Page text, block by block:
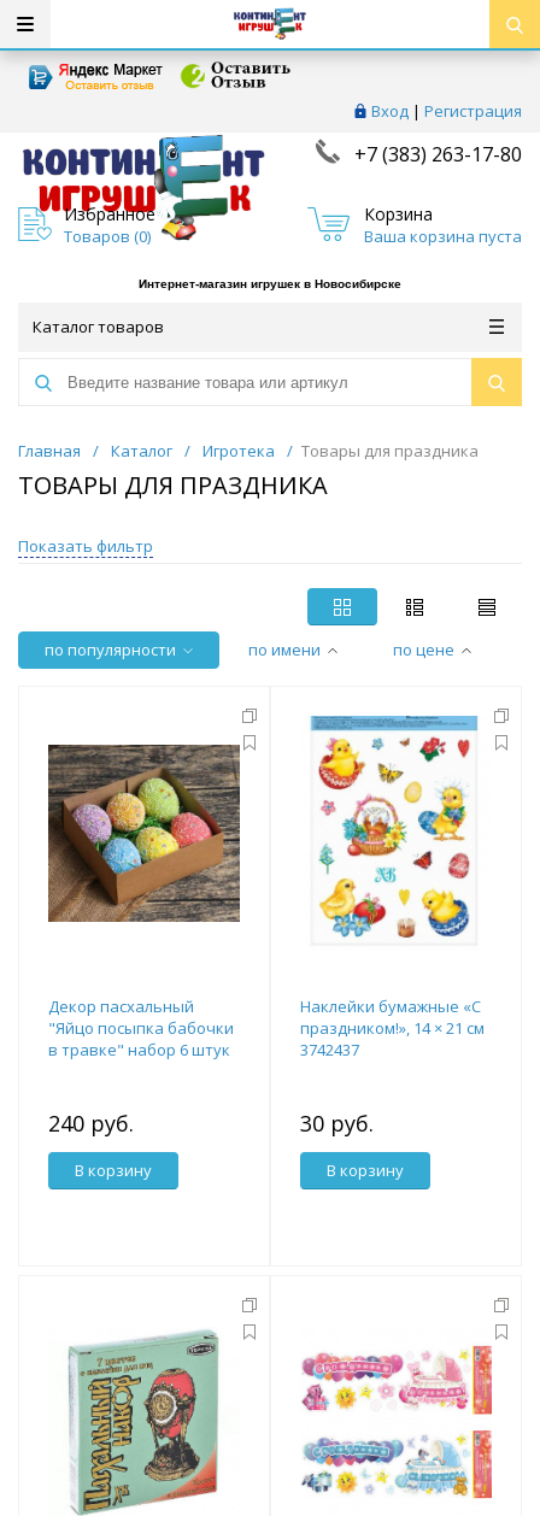
Вход | Регистрация
+7 (383) 263-17-80
Избранное
Товаров (0)
Корзина
Ваша корзина пуста
Интернет-магазин игрушек в Новосибирске
Каталог товаров
Главная / Каталог / Игротека / Товары для праздника
ТОВАРЫ ДЛЯ ПРАЗДНИКА
Показать фильтр
по популярности по имени по цене
Декор пасхальный
"Яйцо посыпка бабочки
в травке" набор 6 штук
240 руб.
В корзину
Наклейки бумажные «С
праздником!», 14 × 21 см
3742437
30 руб.
В корзину